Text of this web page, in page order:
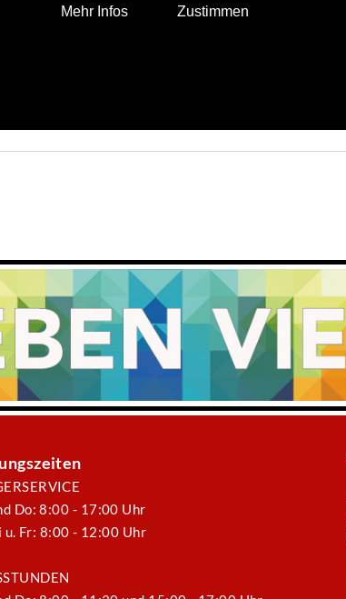
Do: 8:00 - 17:00 Uhr
u. Fr: 8:00 - 12:00 Uhr